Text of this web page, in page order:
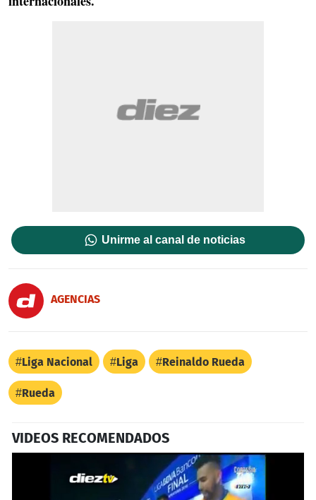
Unirme al canal de noticias
AGENCIAS
Liga Nacional Liga Reinaldo Rueda
Rueda
VIDEOS RECOMENDADOS